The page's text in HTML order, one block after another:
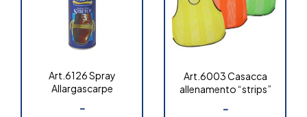
Art.6126 Spray
Allargascarpe
-
Art.6003 Casacca
allenamento “strips”
-